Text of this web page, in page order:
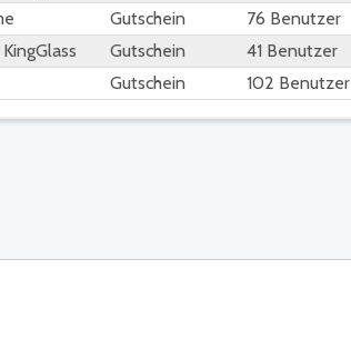
Gutschein
76 Benutzer
Gutschein
41 Benutzer
Gutschein 102 Benutzer